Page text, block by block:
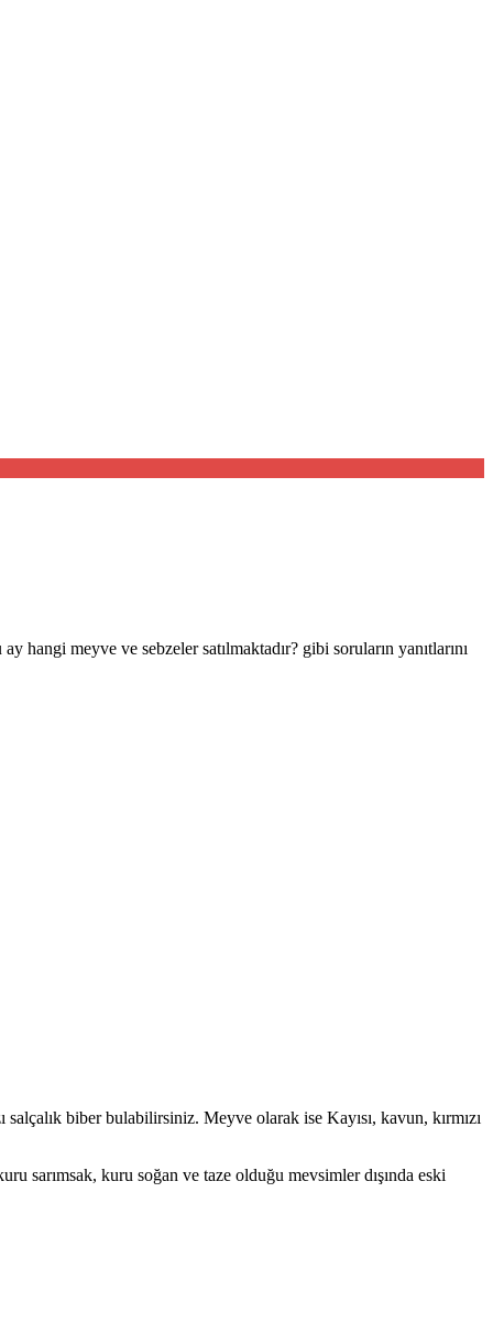
hangi meyve ve sebzeler satılmaktadır? gibi soruların yanıtlarını
biber bulabilirsiniz. Meyve olarak ise Kayısı, kavun, kırmızı
sarımsak, kuru soğan ve taze olduğu mevsimler dışında eski